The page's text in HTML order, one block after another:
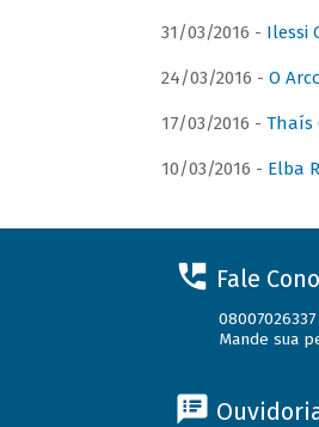
31/03/2016 - Ilessi
24/03/2016 - O
17/03/2016 - Thaís
10/03/2016 - Elba
Fale
08007026337
Mande sua